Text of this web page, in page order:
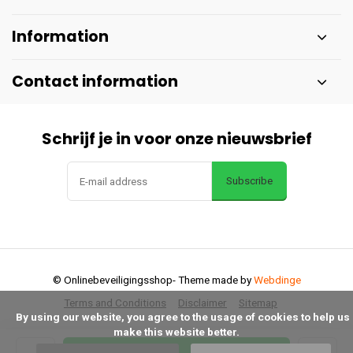
Information
Contact information
Schrijf je in voor onze nieuwsbrief
Subscribe
Terms and Conditions Disclaimer Sitemap
© Onlinebeveiligingsshop- Theme made byWebdinge
make this website better.